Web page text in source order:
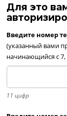
Для это
Введите номер
(указанный вами
начинающийся с 7,
11 цифр